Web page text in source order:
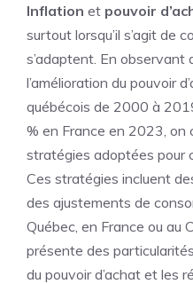
Inflation et pouvoir
surtout lorsqu’il s’agit de
s’adaptent. En observant
l’amélioration du pouvoir
québécois de 2000 à
% en France en 2023, on
stratégies adoptées pour
Ces stratégies incluent
des ajustements de
Québec, en France ou au
présente des
du pouvoir d’achat et les